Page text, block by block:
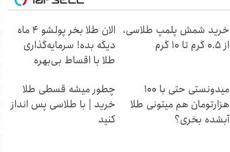
خرید شمش پلمپ طلاسی،
از ۰.۵ گرم تا ۱۰ گرم
الان طلا بخر پولشو 4 ماه
دیگه بده! سرمایه‌گذاری
طلا با اقساط بی‌بهره
میدونستی حتی با ۱۰۰
هزارتومان هم میتونی طلا
آبشده بخری؟
چطور میشه قسطی طلا
خرید | با طلاسی پس انداز
کنید